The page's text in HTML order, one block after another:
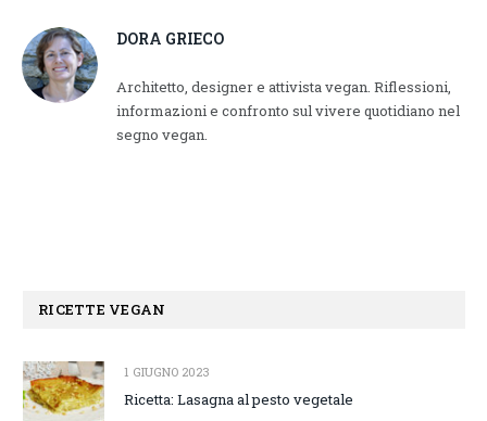
DORA GRIECO
Architetto, designer e attivista vegan. Riflessioni,
informazioni e confronto sul vivere quotidiano nel
segno vegan.
RICETTE VEGAN
1 GIUGNO 2023
Ricetta: Lasagna al pesto vegetale